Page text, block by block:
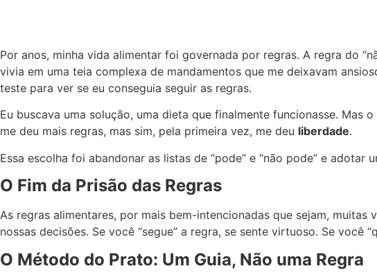
Por anos, minha vida alimentar foi governada por regras. A regra do
vivia em uma teia complexa de mandamentos que me deixavam
teste para ver se eu conseguia seguir as regras.
Eu buscava uma solução, uma dieta que finalmente funcionasse.
me deu mais regras, mas sim, pela primeira vez, me deu liberdade.
Essa escolha foi abandonar as listas de “pode” e “não pode” e adotar
O Fim da Prisão das Regras
As regras alimentares, por mais bem-intencionadas que sejam,
nossas decisões. Se você “segue” a regra, se sente virtuoso. Se
O Método do Prato: Um Guia, Não uma Regra